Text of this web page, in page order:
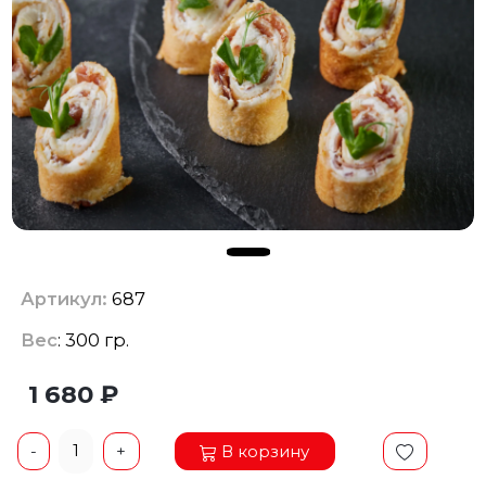
Артикул: 687
Вес: 300 гр.
1 680 ₽
- 1 + В корзину